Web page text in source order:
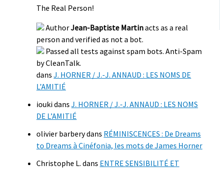
The Real Person!
AuthorJean-Baptiste Martinacts as a real
person and verified as not a bot.
Passed all tests against spam bots. Anti-Spam
by CleanTalk.
dansJ. HORNER / J.-J. ANNAUD : LES NOMS DE
L’AMITIÉ
ioukidansJ. HORNER / J.-J. ANNAUD : LES NOMS
DE L’AMITIÉ
olivier barberydans RÉMINISCENCES : De Dreams
to Dreams à Cinéfonia, les mots de James Horner
Christophe L. dans ENTRE SENSIBILITÉ ET